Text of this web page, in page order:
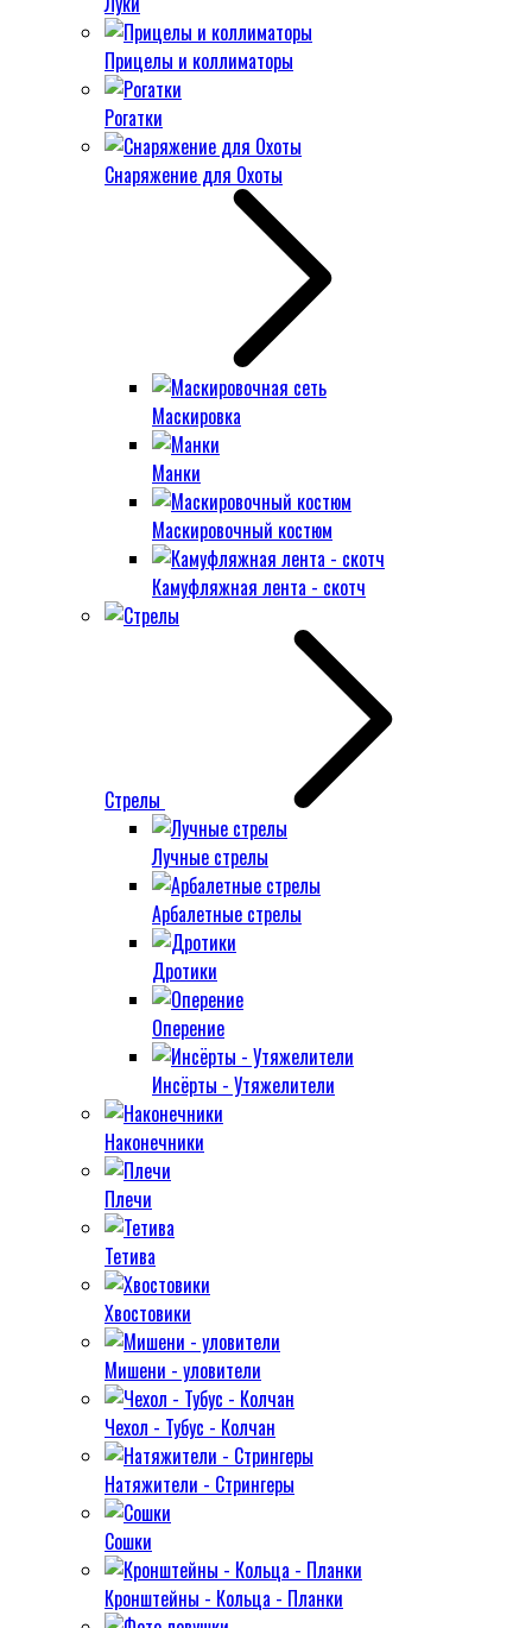
Прицелы и коллиматоры
Рогатки
Снаряжение для Охоты
Маскировка
Манки
Маскировочный костюм
Камуфляжная лента - скотч
Стрелы
Лучные стрелы
Арбалетные стрелы
Дротики
Оперение
Инсёрты - Утяжелители
Наконечники
Плечи
Тетива
Хвостовики
Мишени - уловители
Чехол - Тубус - Колчан
Натяжители - Стрингеры
Сошки
Кронштейны - Кольца - Планки